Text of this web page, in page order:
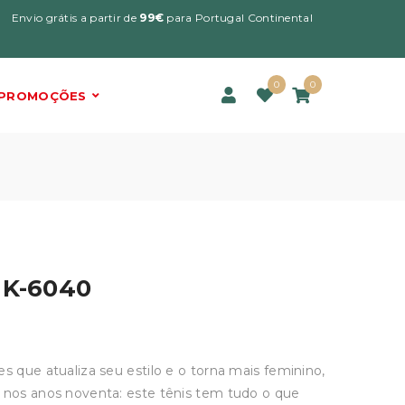
Envio grátis a partir de 99€ para Portugal Continental
0 0
6040
que atualiza seu estilo e o torna mais feminino,
anos noventa: este tênis tem tudo o que